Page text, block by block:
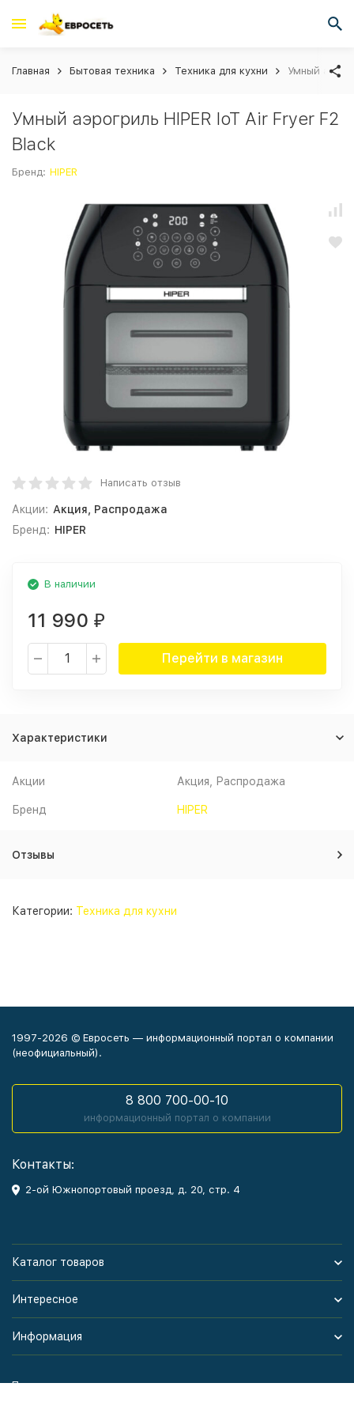
Главная Бытовая техника Техника для кухни Умный
Умный аэрогриль HIPER IoT Air Fryer F2
Black
Бренд: HIPER
Написать отзыв
Акции: Акция, Распродажа
Бренд: HIPER
В наличии
11 990 ₽
Перейти в магазин
Характеристики
Акции Акция, Распродажа
Бренд HIPER
Отзывы
Категории: Техника для кухни
1997-2026 © Евросеть — информационный портал о компании
(неофициальный).
8 800 700-00-10
информационный портал о компании
Контакты:
2-ой Южнопортовый проезд, д. 20, стр. 4
Каталог товаров
Интересное
Информация
Политика персональных данных